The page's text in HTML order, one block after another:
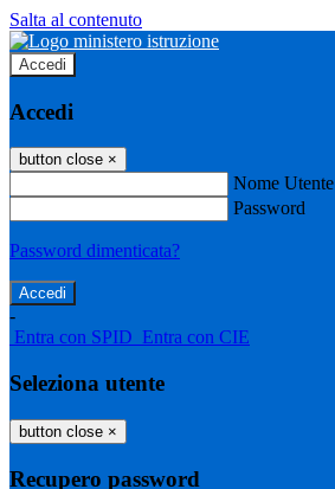
Salta al contenuto
Accedi
Accedi
button close ×
Nome Utente
Password
Password dimenticata?
-
Entra con SPID Entra con CIE
Seleziona utente
button close ×
Recupero password